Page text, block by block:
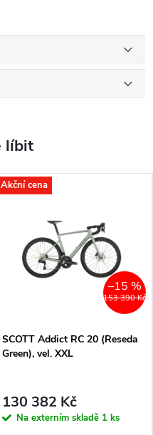
Akční cena
153 390 Kč
–15 %
SCOTT Addict RC 20 (Reseda
Green), vel. XXL
130 382 Kč
Na externím skladě 1 ks